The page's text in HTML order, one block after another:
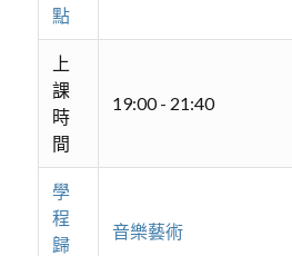
點
上
課
時
間
19:00 - 21:40
學
程
歸
音樂藝術